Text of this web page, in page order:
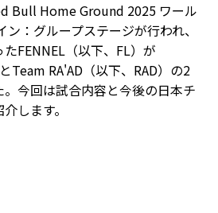
Bull Home Ground 2025 ワール
ン：グループステージが行われ、
FENNEL（以下、FL）が
Team RA'AD（以下、RAD）の2
今回は試合内容と今後の日本チ
します。